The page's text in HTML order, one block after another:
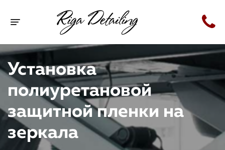
Toggle navigation
Установка
полиуретановой
защитной пленки на
зеркала